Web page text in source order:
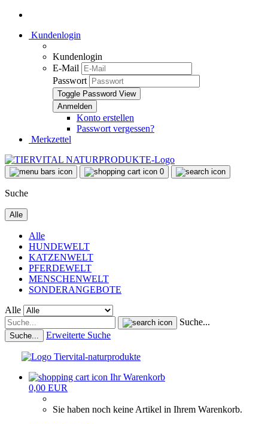
Kundenlogin
Kundenlogin
E-Mail
Passwort
Toggle Password View
Konto erstellen
Passwort vergessen?
Merkzettel
0
Suche
Alle
Alle
HUNDEWELT
KATZENWELT
PFERDEWELT
MENSCHENWELT
SONDERANGEBOTE
Alle
Suche...
Suche... Erweiterte Suche
Ihr Warenkorb
0,00 EUR
Sie haben noch keine Artikel in Ihrem Warenkorb.